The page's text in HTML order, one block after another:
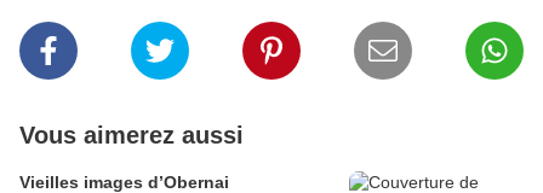
Vous aimerez aussi
Vieilles images d’Obernai